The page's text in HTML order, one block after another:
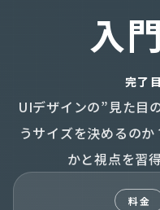
入
完了
UIデザインの”見た目
うサイズを決めるの
かと視点を習
料金